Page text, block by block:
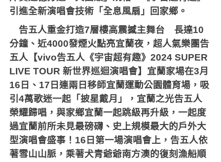
引進全新演唱會技術「全息風扇」回家鄉。
告五人重金打造7層樓高震撼主舞台 長達10
分鐘、近4000發煙火點亮宜蘭夜，超人氣樂團告
五人【vivo告五人《宇宙超有趣》2024 SUPER
LIVE TOUR新世界巡迴演唱會】宜蘭家場在3月
16 日、 17 日連兩日移師宜蘭運動公園體育場，吸
引4萬歌迷一起「披星戴月」，宜蘭之光告五人
榮耀歸唱，與家鄉宜蘭一起跳級再升級，一起度
過宜蘭前所未見最磅礴、史上規模最大的戶外大
型演唱會盛事！ 16 日第一場演唱會上，告五人依
著雪山山脈，乘著犬青爺爺南方澳的復刻漁船順